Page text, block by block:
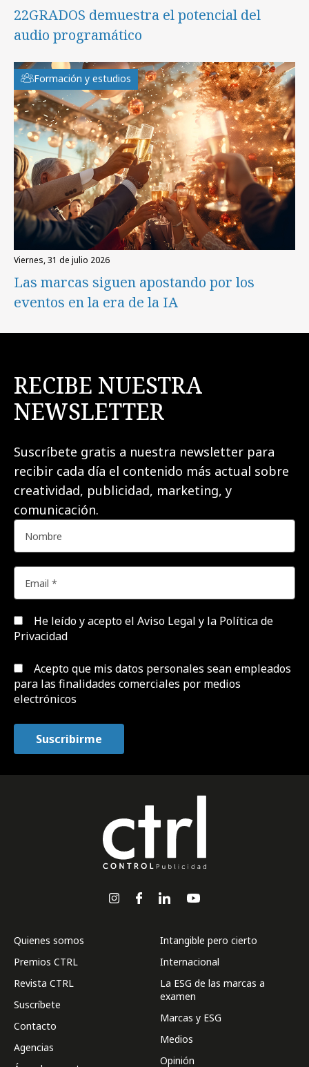
22GRADOS demuestra el potencial del
audio programático
Formación y estudios
viernes, 31 de julio 2026
Las marcas siguen apostando por los
eventos en la era de la IA
RECIBE NUESTRA
NEWSLETTER
Suscríbete gratis a nuestra newsletter para
recibir cada día el contenido más actual sobre
creatividad, publicidad, marketing, y
comunicación.
He leído y acepto el Aviso Legal y la Política de
Privacidad
Acepto que mis datos personales sean empleados
para las finalidades comerciales por medios
electrónicos
Quienes somos
Premios CTRL
Revista CTRL
Suscríbete
Contacto
Agencias
Intangible pero cierto
Internacional
La ESG de las marcas a
examen
Marcas y ESG
Medios
Opinión